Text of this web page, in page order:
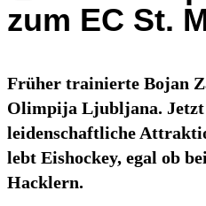
zum EC St.
Früher trainierte Bojan
Olimpija Ljubljana.
leidenschaftliche
lebt Eishockey, egal ob
Hacklern.